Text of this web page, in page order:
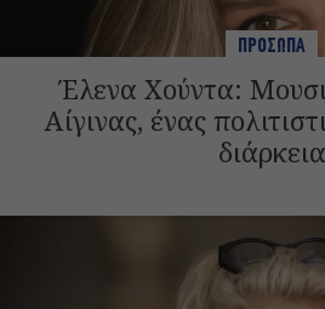
ΠΡΟΣΩΠΑ
Έλενα Χούντα:
Αίγινας, ένας
διάρκεια